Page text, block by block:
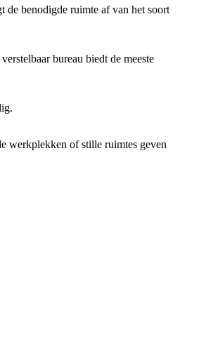
benodigde ruimte af van het soort
bureau biedt de meeste
werkplekken of stille ruimtes geven